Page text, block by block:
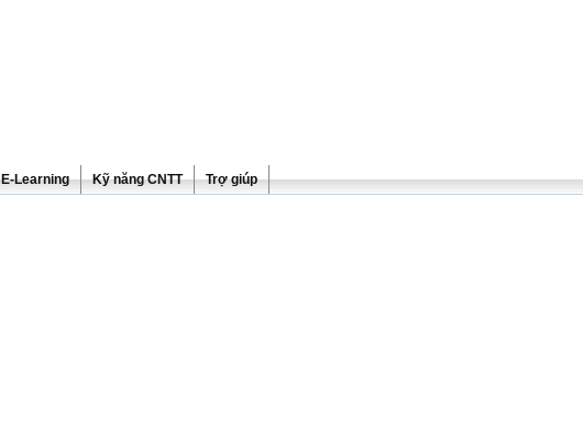
E-Learning Kỹ năng CNTT Trợ giúp